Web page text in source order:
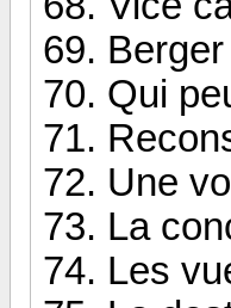
Qui
Une
La
Les